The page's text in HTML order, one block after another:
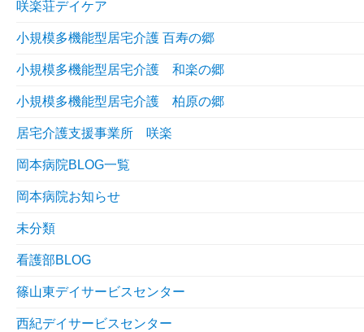
咲楽荘デイケア
小規模多機能型居宅介護 百寿の郷
小規模多機能型居宅介護 和楽の郷
小規模多機能型居宅介護 柏原の郷
居宅介護支援事業所 咲楽
岡本病院BLOG一覧
岡本病院お知らせ
未分類
看護部BLOG
篠山東デイサービスセンター
西紀デイサービスセンター